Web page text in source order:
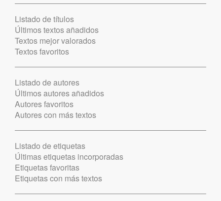
Listado de títulos
Últimos textos añadidos
Textos mejor valorados
Textos favoritos
Listado de autores
Últimos autores añadidos
Autores favoritos
Autores con más textos
Listado de etiquetas
Últimas etiquetas incorporadas
Etiquetas favoritas
Etiquetas con más textos